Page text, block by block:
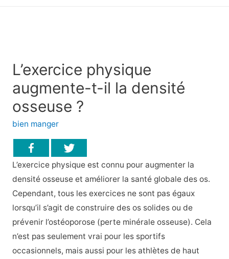
L’exercice physique
augmente-t-il la densité
osseuse ?
bien manger
L’exercice physique est connu pour augmenter la
densité osseuse et améliorer la santé globale des os.
Cependant, tous les exercices ne sont pas égaux
lorsqu’il s’agit de construire des os solides ou de
prévenir l’ostéoporose (perte minérale osseuse). Cela
n’est pas seulement vrai pour les sportifs
occasionnels, mais aussi pour les athlètes de haut